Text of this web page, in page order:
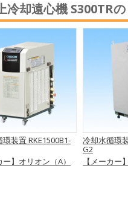
冷却遠心機 S300TR
装置 RKE1500B1-
ー】オリオン（A）
冷却水循環
G2
【メーカー